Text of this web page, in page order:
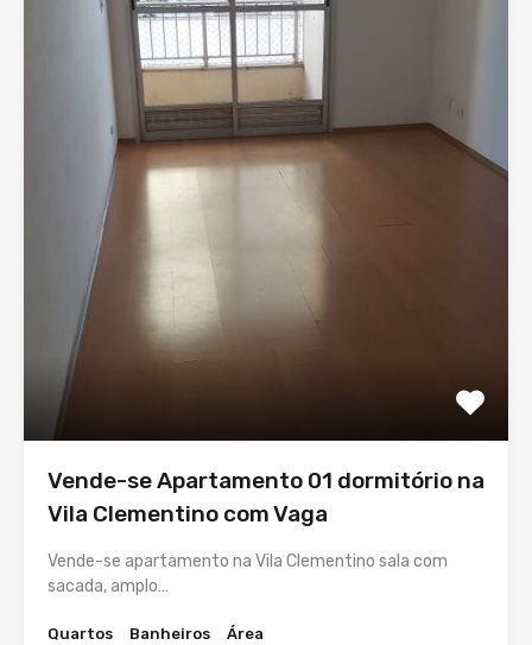
Vende-se Apartamento 01 dormitório na
Vila Clementino com Vaga
Vende-se apartamento na Vila Clementino sala com
sacada, amplo…
Quartos Banheiros Área